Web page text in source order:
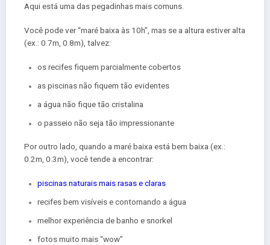
Aqui está uma das pegadinhas mais comuns.
Você pode ver “maré baixa às 10h”, mas se a altura estiver alta
(ex.: 0.7m, 0.8m), talvez:
os recifes fiquem parcialmente cobertos
as piscinas não fiquem tão evidentes
a água não fique tão cristalina
o passeio não seja tão impressionante
Por outro lado, quando a maré baixa está bem baixa (ex.:
0.2m, 0.3m), você tende a encontrar:
piscinas naturais mais rasas e claras
recifes bem visíveis e contornando a água
melhor experiência de banho e snorkel
fotos muito mais “wow”